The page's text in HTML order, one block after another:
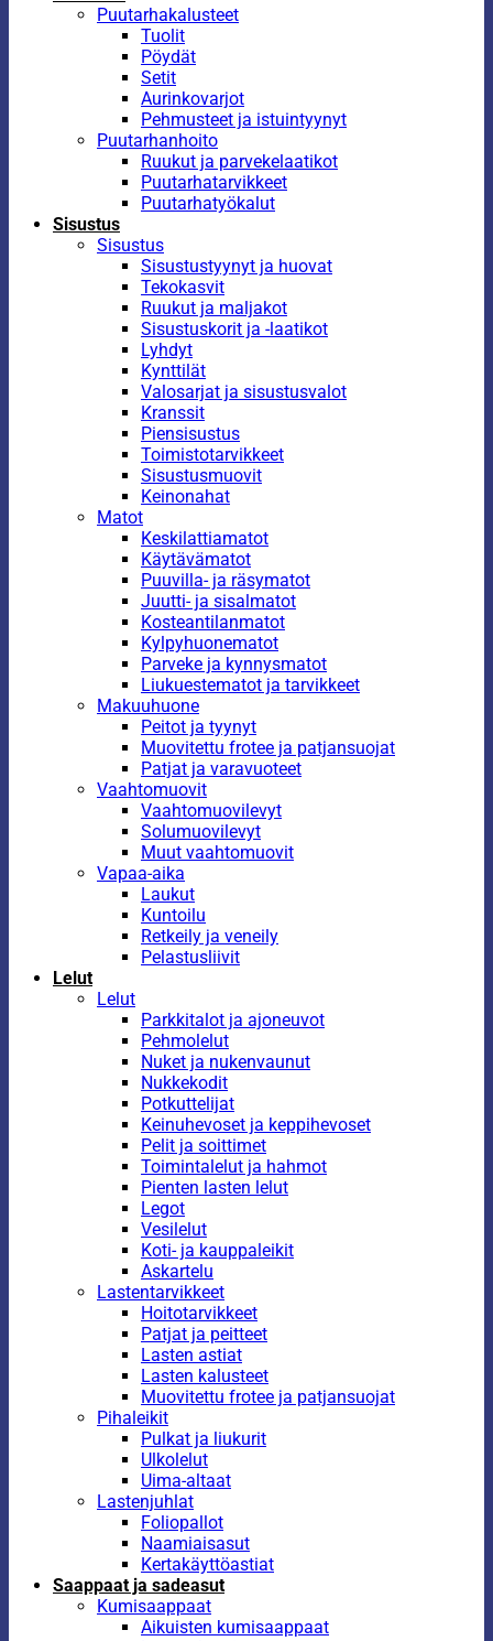
Puutarhakalusteet
Tuolit
Pöydät
Setit
Aurinkovarjot
Pehmusteet ja istuintyynyt
Puutarhanhoito
Ruukut ja parvekelaatikot
Puutarhatarvikkeet
Puutarhatyökalut
Sisustus
Sisustus
Sisustustyynyt ja huovat
Tekokasvit
Ruukut ja maljakot
Sisustuskorit ja -laatikot
Lyhdyt
Kynttilät
Valosarjat ja sisustusvalot
Kranssit
Piensisustus
Toimistotarvikkeet
Sisustusmuovit
Keinonahat
Matot
Keskilattiamatot
Käytävämatot
Puuvilla- ja räsymatot
Juutti- ja sisalmatot
Kosteantilanmatot
Kylpyhuonematot
Parveke ja kynnysmatot
Liukuestematot ja tarvikkeet
Makuuhuone
Peitot ja tyynyt
Muovitettu frotee ja patjansuojat
Patjat ja varavuoteet
Vaahtomuovit
Vaahtomuovilevyt
Solumuovilevyt
Muut vaahtomuovit
Vapaa-aika
Laukut
Kuntoilu
Retkeily ja veneily
Pelastusliivit
Lelut
Lelut
Parkkitalot ja ajoneuvot
Pehmolelut
Nuket ja nukenvaunut
Nukkekodit
Potkuttelijat
Keinuhevoset ja keppihevoset
Pelit ja soittimet
Toimintalelut ja hahmot
Pienten lasten lelut
Legot
Vesilelut
Koti- ja kauppaleikit
Askartelu
Lastentarvikkeet
Hoitotarvikkeet
Patjat ja peitteet
Lasten astiat
Lasten kalusteet
Muovitettu frotee ja patjansuojat
Pihaleikit
Pulkat ja liukurit
Ulkolelut
Uima-altaat
Lastenjuhlat
Foliopallot
Naamiaisasut
Kertakäyttöastiat
Saappaat ja sadeasut
Kumisaappaat
Aikuisten kumisaappaat